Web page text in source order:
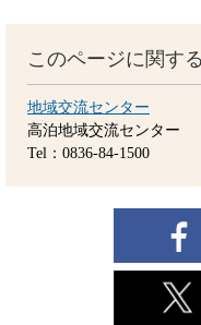
このページに関す
地域交流センター
高泊地域交流センター
Tel：0836-84-1500